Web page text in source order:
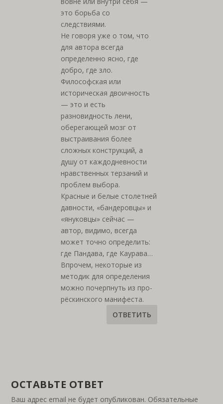
это борьба со
следствиями.
Не говоря уже о том, что
для автора всегда
определенно ясно, где
добро, где зло.
Философская или
историческая двоичность
— это и есть
разновидность лени,
оберегающей мозг от
выстраивания более
сложных конструкций, а
душу от каждодневности
нравственных терзаний и
проблем выбора.
Красные и белые столетней
давности, «бандеровцы» и
«януковцы» сейчас —
автор, видимо, всегда
может точно определить:
где Пандава, где Каурава…
Впрочем, некоторые из
методик для определения
можно почерпнуть из про-
рёскинского манифеста.
ОТВЕТИТЬ
ОСТАВЬТЕ ОТВЕТ
Ваш адрес email не будет опубликован. Обязательные